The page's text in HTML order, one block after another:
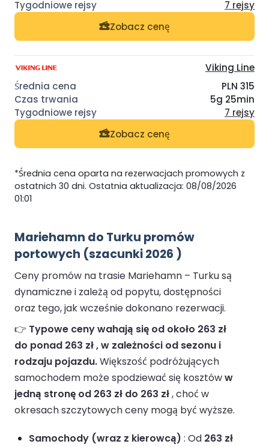
7 rejsy
Zobacz cenę
Viking Line
PLN 315
5g 25min
7 rejsy
Zobacz cenę
*Średnia cena oparta na rezerwacjach promowych z
ostatnich 30 dni. Ostatnia aktualizacja: 08/08/2026
01:01
Mariehamn do Turku promów
portowych (szacunki 2026 )
Ceny promów na trasie Mariehamn – Turku są
dynamiczne i zależą od popytu, dostępności
oraz tego, jak wcześnie dokonano rezerwacji.
👉 Typowe ceny wahają się od około 263 zł
do ponad 263 zł , w zależności od sezonu i
rodzaju pojazdu.Większość podróżujących
samochodem może spodziewać się kosztóww
jedną stronę od 263 zł do 263 zł, choć w
okresach szczytowych ceny mogą być wyższe.
Samochody (wraz z kierowcą) : Od 263 zł